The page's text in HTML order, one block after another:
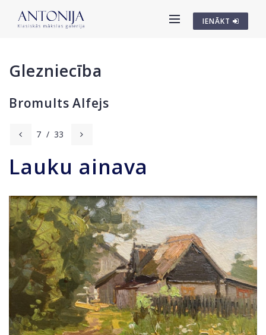
IENĀKT
Glezniecība
Bromults Alfejs
7 / 33
Lauku ainava